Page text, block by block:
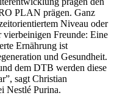
PLAN prägen. Ganz
Niveau oder
Freunde: Eine
Ernährung ist
und Gesundheit.
dem DTB werden diese
sagt Christian
Nestlé Purina.